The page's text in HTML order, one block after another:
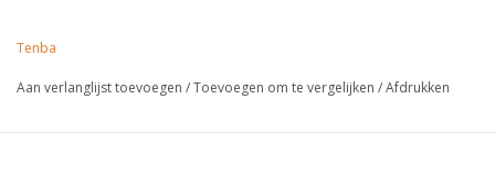
Tenba
Aan verlanglijst toevoegen /Toevoegen om te vergelijken /Afdrukken